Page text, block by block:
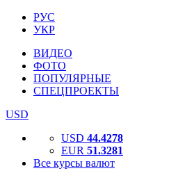
РУС
УКР
ВИДЕО
ФОТО
ПОПУЛЯРНЫЕ
СПЕЦПРОЕКТЫ
USD
USD 44.4278
EUR 51.3281
Все курсы валют